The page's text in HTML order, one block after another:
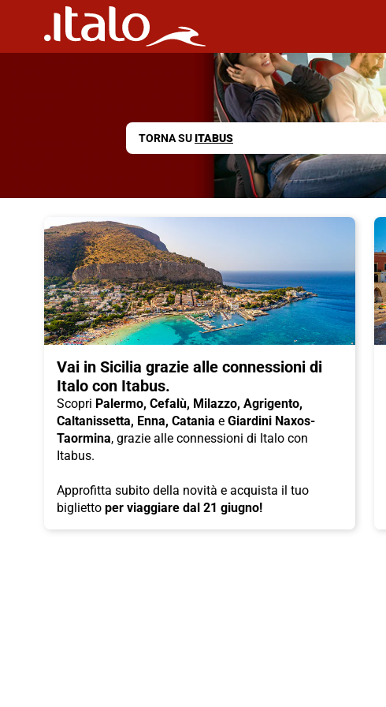
TORNA SU ITABUS
Vai in Sicilia grazie alle connessioni di
Italo con Itabus.
Scopri Palermo, Cefalù, Milazzo, Agrigento,
Caltanissetta, Enna, Catania e Giardini Naxos-
Taormina, grazie alle connessioni di Italo con
Itabus.
Approfitta subito della novità e acquista il tuo
biglietto per viaggiare dal 21 giugno!